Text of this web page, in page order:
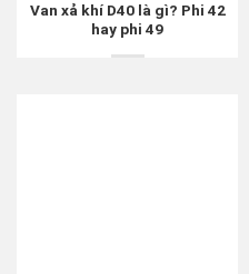
Van xả khí D40 là gì? Phi 42
hay phi 49